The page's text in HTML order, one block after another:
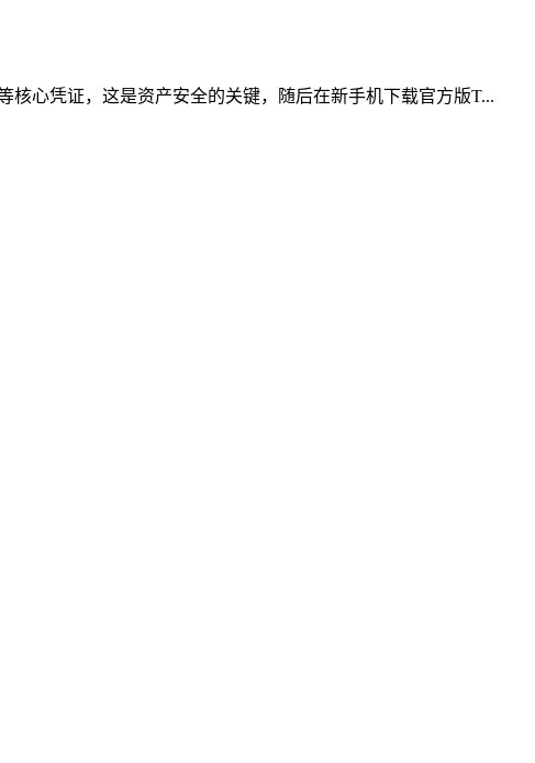
心凭证，这是资产安全的关键，随后在新手机下载官方版T...